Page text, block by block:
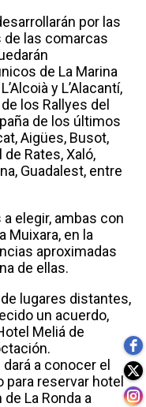
por las
las comarcas
de La Marina
y L’Alacantí,
los Rallyes del
de los últimos
Aigües, Busot,
de Rates, Xaló,
Guadalest, entre
elegir, ambas con
Muixara, en la
aproximadas
de ellas.
lugares distantes,
un acuerdo,
Meliá de
a conocer el
para reservar hotel
La Ronda a